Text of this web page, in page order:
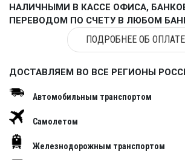
НАЛИЧНЫМИ В КАССЕ ОФИСА,
ПЕРЕВОДОМ ПО СЧЕТУ В ЛЮБОМ
ПОДРОБНЕЕ ОБ ОПЛАТЕ
ДОСТАВЛЯЕМ ВО ВСЕ РЕГИОНЫ
Автомобильным транспортом
Самолетом
Железнодорожным транспортом